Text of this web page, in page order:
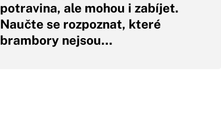
potravina, ale mohou i zabíjet.
Naučte se rozpoznat, které
brambory nejsou…